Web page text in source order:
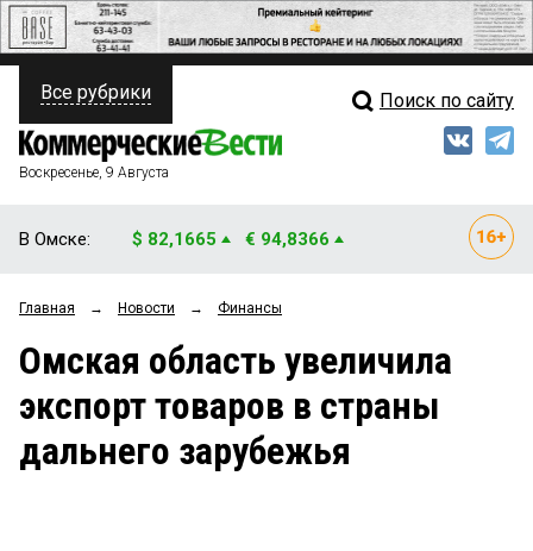
ПОЛИТИКА
ФИНАНСЫ
ОБЩЕСТВО
ЗАКОН
НОВОСТИ КОМПАНИЙ
Свежий выпуск
Рейтинги
Блоги
Архив
Все рубрики Поиск по сайту
Воскресенье, 9 Августа
В Омске: $ 82,1665 € 94,8366
Главная → Новости → Финансы
Омская область увеличила
экспорт товаров в страны
дальнего зарубежья